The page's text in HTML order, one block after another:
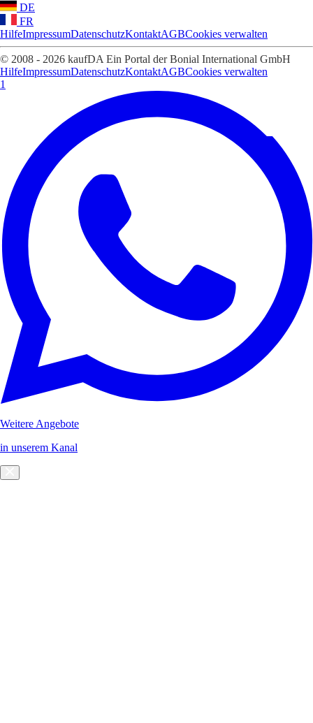
DE
FR
HilfeImpressumDatenschutzKontaktAGBCookies verwalten
© 2008 - 2026 kaufDA Ein Portal der Bonial International GmbH
HilfeImpressumDatenschutzKontaktAGBCookies verwalten
1
Weitere Angebote
in unserem Kanal